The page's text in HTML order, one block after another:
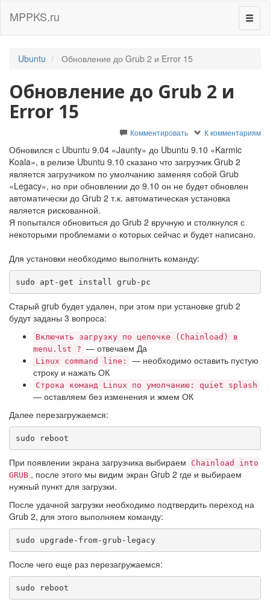
MPPKS.ru
Ubuntu Обновление до Grub 2 и Error 15
Обновление до Grub 2 и
Error 15
Комментировать К комментариям
Обновился с Ubuntu 9.04 «Jaunty» до Ubuntu 9.10 «Karmic
Koala», в релизе Ubuntu 9.10 сказано что загрузчик Grub 2
является загрузчиком по умолчанию заменяя собой Grub
«Legacy», но при обновлении до 9.10 он не будет обновлен
автоматически до Grub 2 т.к. автоматическая установка
является рискованной.
Я попытался обновиться до Grub 2 вручную и столкнулся с
некоторыми проблемами о которых сейчас и будет написано.
Для установки необходимо выполнить команду:
sudo apt-get install grub-pc
Старый grub будет удален, при этом при установке grub 2
будут заданы 3 вопроса:
Включить загрузку по цепочке (Chainload) в
menu.lst ? — отвечаем Да
Linux command line:
— необходимо оставить пустую
строку и нажать ОК
Строка команд Linux по умолчанию: quiet splash
— оставляем без изменения и жмем ОК
Далее перезагружаемся:
sudo reboot
При появлении экрана загрузчика выбираем
Chainload into
GRUB , после этого мы видим экран Grub 2 где и выбираем
нужный пункт для загрузки.
После удачной загрузки необходимо подтвердить переход на
Grub 2, для этого выполняем команду:
sudo upgrade-from-grub-legacy
После чего еще раз перезагружаемся:
sudo reboot